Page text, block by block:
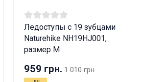
Ледоступы с 19 зубцами
Naturehike NH19HJ001,
размер М
959 грн. 1 010 грн.